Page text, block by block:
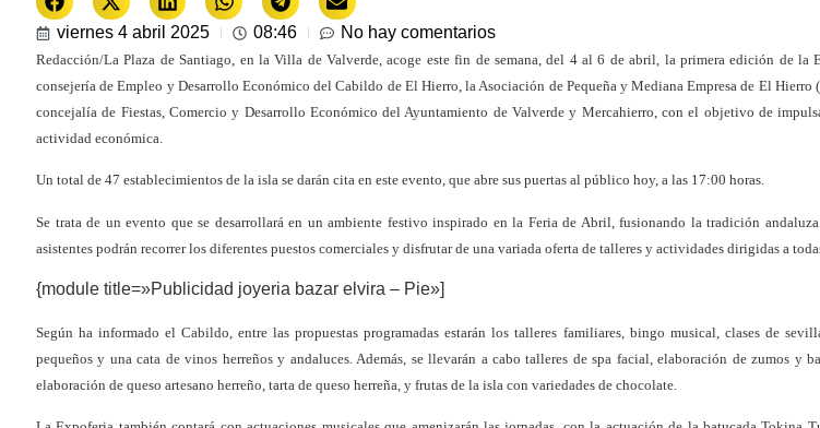
viernes 4 abril 2025 08:46 No hay comentarios
Redacción/La Plaza de Santiago, en la Villa de Valverde, acoge este fin de semana, del 4 al 6 de abril, la primera edición de la
consejería de Empleo y Desarrollo Económico del Cabildo de El Hierro, la Asociación de Pequeña y Mediana Empresa de El
concejalía de Fiestas, Comercio y Desarrollo Económico del Ayuntamiento de Valverde y Mercahierro, con el objetivo de
actividad económica.
Un total de 47 establecimientos de la isla se darán cita en este evento, que abre sus puertas al público hoy, a las 17:00 horas.
Se trata de un evento que se desarrollará en un ambiente festivo inspirado en la Feria de Abril, fusionando la tradición
asistentes podrán recorrer los diferentes puestos comerciales y disfrutar de una variada oferta de talleres y actividades dirigidas a
{module title=»Publicidad joyeria bazar elvira – Pie»]
Según ha informado el Cabildo, entre las propuestas programadas estarán los talleres familiares, bingo musical, clases de
pequeños y una cata de vinos herreños y andaluces. Además, se llevarán a cabo talleres de spa facial, elaboración de zumos y
elaboración de queso artesano herreño, tarta de queso herreña, y frutas de la isla con variedades de chocolate.